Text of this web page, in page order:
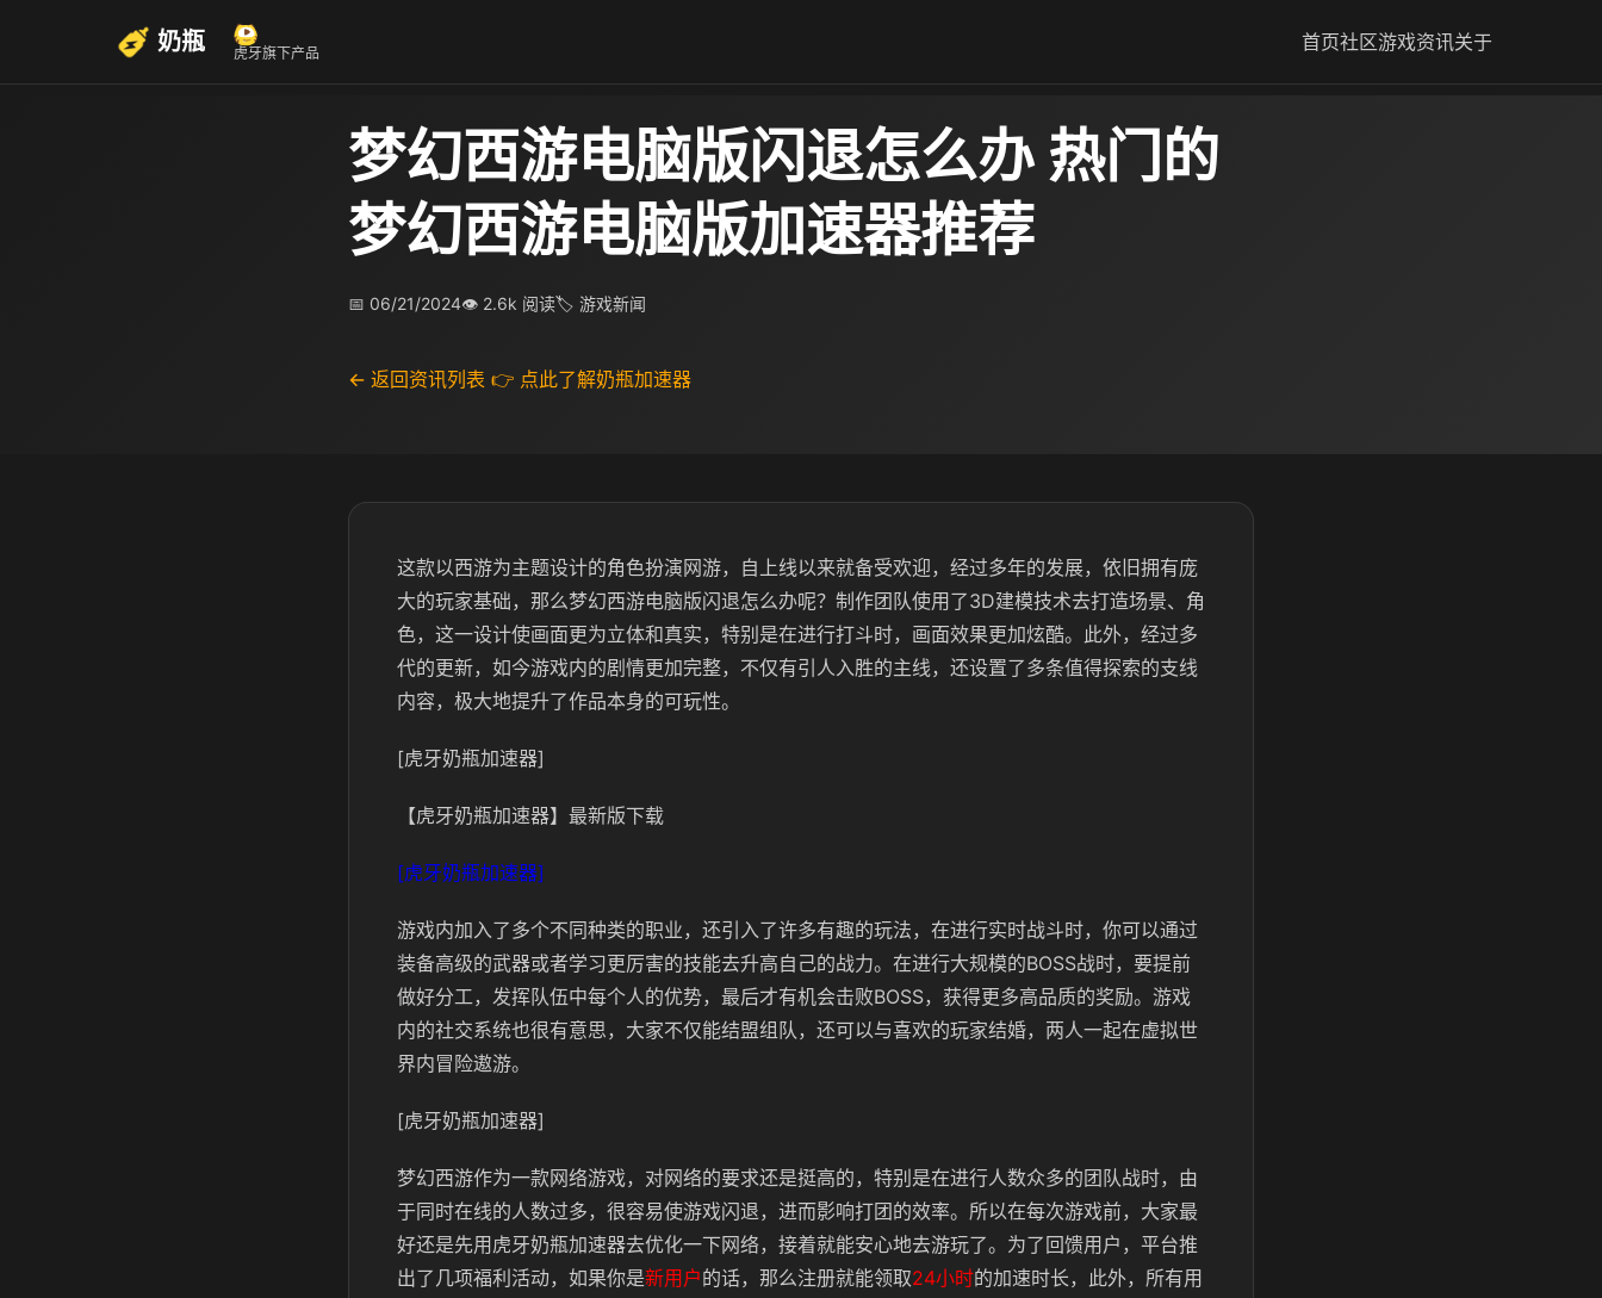
奶瓶 虎牙旗下产品 首页社区游戏资讯关于
梦幻西游电脑版闪退怎么办 热门的
梦幻西游电脑版加速器推荐
📅 06/21/2024👁 2.6k 阅读🏷 游戏新闻
← 返回资讯列表 👉 点此了解奶瓶加速器
这款以西游为主题设计的角色扮演网游，自上线以来就备受欢迎，经过多年的发展，依旧拥有庞
大的玩家基础，那么梦幻西游电脑版闪退怎么办呢？制作团队使用了3D建模技术去打造场景、角
色，这一设计使画面更为立体和真实，特别是在进行打斗时，画面效果更加炫酷。此外，经过多
代的更新，如今游戏内的剧情更加完整，不仅有引人入胜的主线，还设置了多条值得探索的支线
内容，极大地提升了作品本身的可玩性。
[虎牙奶瓶加速器]
【虎牙奶瓶加速器】最新版下载
[虎牙奶瓶加速器]
游戏内加入了多个不同种类的职业，还引入了许多有趣的玩法，在进行实时战斗时，你可以通过
装备高级的武器或者学习更厉害的技能去升高自己的战力。在进行大规模的BOSS战时，要提前
做好分工，发挥队伍中每个人的优势，最后才有机会击败BOSS，获得更多高品质的奖励。游戏
内的社交系统也很有意思，大家不仅能结盟组队，还可以与喜欢的玩家结婚，两人一起在虚拟世
界内冒险遨游。
[虎牙奶瓶加速器]
梦幻西游作为一款网络游戏，对网络的要求还是挺高的，特别是在进行人数众多的团队战时，由
于同时在线的人数过多，很容易使游戏闪退，进而影响打团的效率。所以在每次游戏前，大家最
好还是先用虎牙奶瓶加速器去优化一下网络，接着就能安心地去游玩了。 为了回馈用户，平台推
出了几项福利活动，如果你是新用户的话，那么注册就能领取24小时的加速时长，此外，所有用